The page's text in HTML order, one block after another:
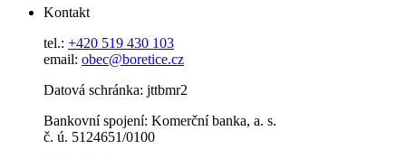
Kontakt
tel.: +420 519 430 103
email: obec@boretice.cz
Datová schránka: jttbmr2
Bankovní spojení: Komerční banka, a. s.
č. ú. 5124651/0100